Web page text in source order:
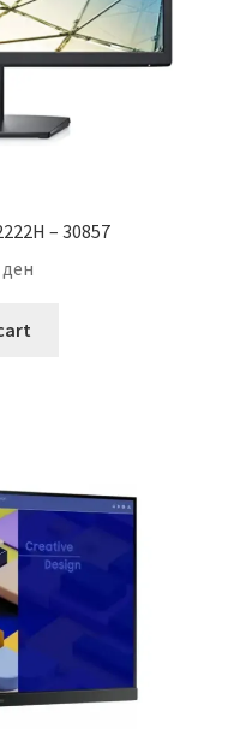
– 30857
ден